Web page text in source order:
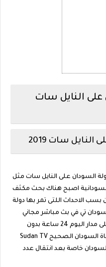
على النايل سات
سات 2019
السودان على النايل سات مثل
السودانية اصبح هناك بحث مكثف
الاحداث اللتى تمر بها دولة
تي في بث مباشر مجاني
ترددات قنوات السودان بدون تشفير على مدار اليوم 24 ساعة بدون
توقف بجودة عالية اليكم جدول تردد قناة السودان الصحيح Sudan TV
خاصة بعد انتقال عدد